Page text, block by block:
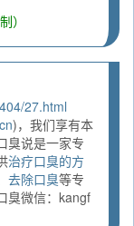
）
27.html
)，我们享有本
臭说是一家专
治疗口臭的方
去除口臭等专
臭微信：kangf